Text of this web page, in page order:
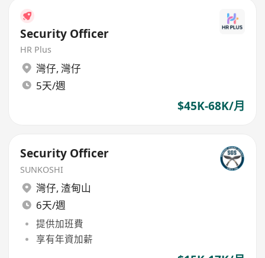
Security Officer
HR Plus
灣仔, 灣仔
5天/週
$45K-68K/月
Security Officer
SUNKOSHI
灣仔, 渣甸山
6天/週
提供加班費
享有年資加薪